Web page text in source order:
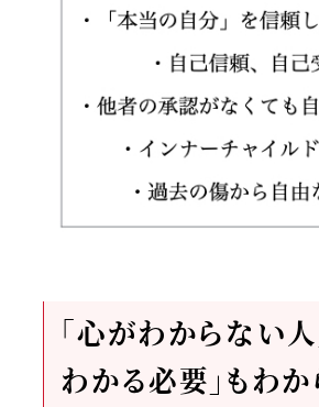
「心がわからない人
わかる必要」もわ